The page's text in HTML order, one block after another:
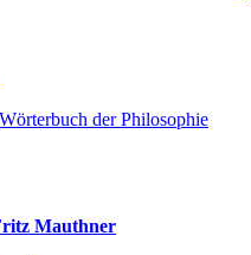
Wörterbuch der Philosophie
Mauthner